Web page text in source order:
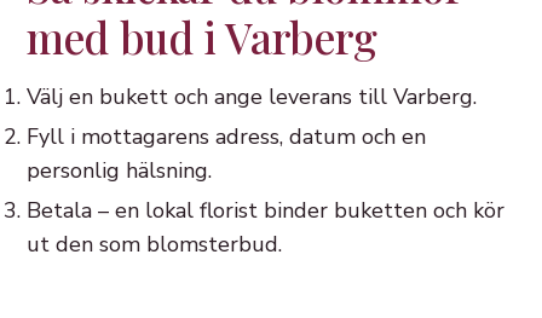
med bud i Varberg
Välj en bukett och ange leverans till Varberg.
Fyll i mottagarens adress, datum och en
personlig hälsning.
Betala – en lokal florist binder buketten och kör
ut den som blomsterbud.